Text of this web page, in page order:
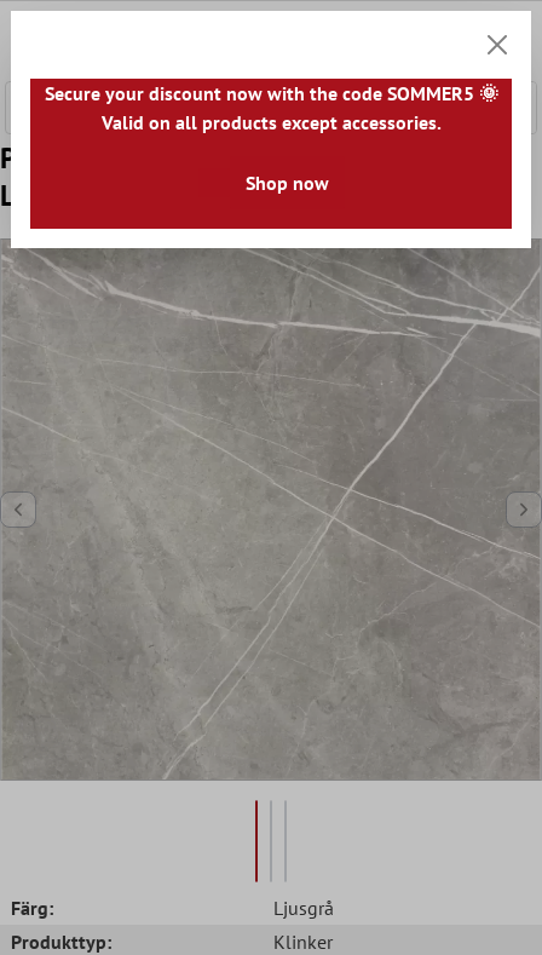
Prov Klinker Astara Naturstenoptik Polerad
Lux 60x60cm
Färg:
Ljusgrå
Produkttyp:
Klinker
Secure your discount now with the code SOMMER5 🌞
Valid on all products except accessories.
Shop now